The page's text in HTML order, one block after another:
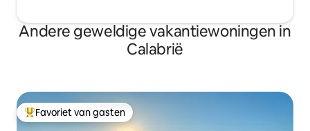
Andere geweldige vakantiewoningen in
Calabrië
Topfavoriet van gasten
Favoriet van gasten